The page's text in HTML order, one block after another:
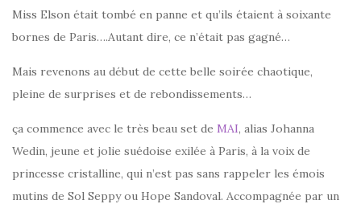
Miss Elson était tombé en panne et qu’ils étaient à soixante
bornes de Paris….Autant dire, ce n’était pas gagné…
Mais revenons au début de cette belle soirée chaotique,
pleine de surprises et de rebondissements…
ça commence avec le très beau set de MAI, alias Johanna
Wedin, jeune et jolie suédoise exilée à Paris, à la voix de
princesse cristalline, qui n’est pas sans rappeler les émois
mutins de Sol Seppy ou Hope Sandoval. Accompagnée par un